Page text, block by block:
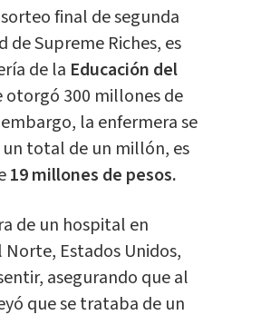
final de segunda
Supreme Riches, es
de la Educación del
otorgó 300 millones de
la enfermera se
un total de un millón, es
19 millones de pesos.
de un hospital en
Norte, Estados Unidos,
asegurando que al
que se trataba de un